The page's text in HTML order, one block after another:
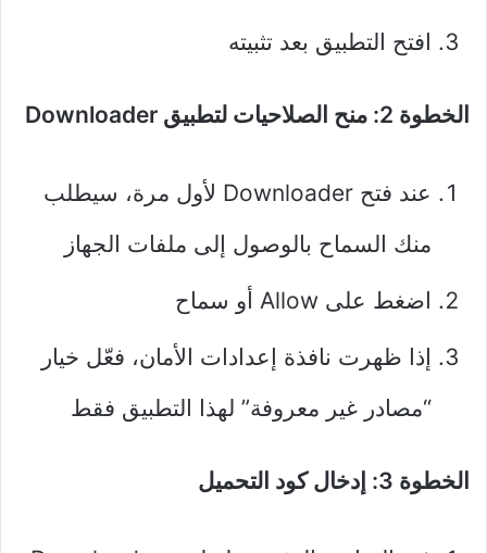
افتح التطبيق بعد تثبيته
الخطوة 2: منح الصلاحيات لتطبيق Downloader
عند فتح Downloader لأول مرة، سيطلب
منك السماح بالوصول إلى ملفات الجهاز
اضغط على Allow أو سماح
إذا ظهرت نافذة إعدادات الأمان، فعّل خيار
“مصادر غير معروفة” لهذا التطبيق فقط
الخطوة 3: إدخال كود التحميل